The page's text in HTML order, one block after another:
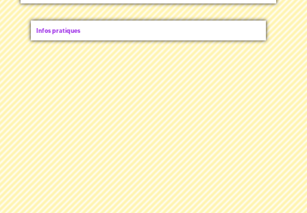
Infos pratiques